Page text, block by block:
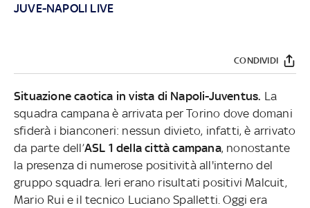
JUVE-NAPOLI LIVE
CONDIVIDI
Situazione caotica in vista di Napoli-Juventus. La
squadra campana è arrivata per Torino dove domani
sfiderà i bianconeri: nessun divieto, infatti, è arrivato
da parte dell’ASL 1 della città campana, nonostante
la presenza di numerose positività all'interno del
gruppo squadra. Ieri erano risultati positivi Malcuit,
Mario Rui e il tecnico Luciano Spalletti. Oggi era